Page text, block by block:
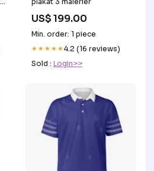
US$ 199.00
Min. order: 1 piece
★★★★★4.2 (16 reviews)
Sold : Login>>